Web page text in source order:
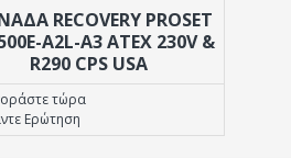
RECOVERY PROSET
A2L-A3 ATEX 230V &
R290 CPS USA
τώρα
Ερώτηση